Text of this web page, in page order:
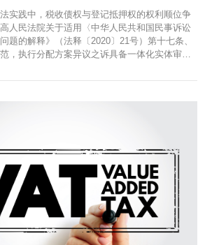
实践中，税收债权与登记抵押权的权利顺位争
人民法院关于适用〈中华人民共和国民事诉讼
题的解释》（法释〔2020〕21号）第十七条、
，执行分配方案异议之诉具备一体化实体审理
除行为价值评判等全部核心争议，有效消解传